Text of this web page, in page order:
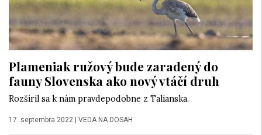
Plameniak ružový bude zaradený do
fauny Slovenska ako nový vtáčí druh
Rozšíril sa k nám pravdepodobne z Talianska.
17. septembra 2022 | VEDA NA DOSAH